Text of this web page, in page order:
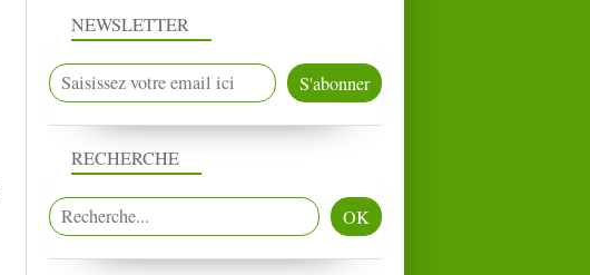
NEWSLETTER
RECHERCHE